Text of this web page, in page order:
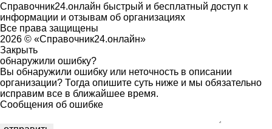
Справочник24.онлайн быстрый и бесплатный доступ к
информации и отзывам об организациях
Все права защищены
2026 © «Справочник24.онлайн»
Закрыть
обнаружили ошибку?
Вы обнаружили ошибку или неточность в описании
организации? Тогда опишите суть ниже и мы обязательно
исправим все в ближайшее время.
Сообщения об ошибке